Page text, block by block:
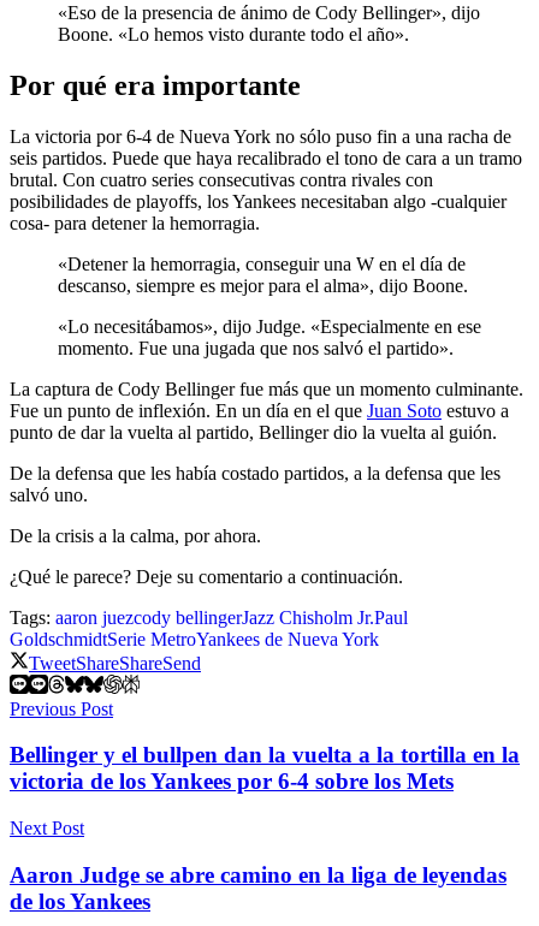
«Eso de la presencia de ánimo de Cody Bellinger», dijo
Boone. «Lo hemos visto durante todo el año».
Por qué era importante
La victoria por 6-4 de Nueva York no sólo puso fin a una racha de
seis partidos. Puede que haya recalibrado el tono de cara a un tramo
brutal. Con cuatro series consecutivas contra rivales con
posibilidades de playoffs, los Yankees necesitaban algo -cualquier
cosa- para detener la hemorragia.
«Detener la hemorragia, conseguir una W en el día de
descanso, siempre es mejor para el alma», dijo Boone.
«Lo necesitábamos», dijo Judge. «Especialmente en ese
momento. Fue una jugada que nos salvó el partido».
La captura de Cody Bellinger fue más que un momento culminante.
Fue un punto de inflexión. En un día en el que Juan Soto estuvo a
punto de dar la vuelta al partido, Bellinger dio la vuelta al guión.
De la defensa que les había costado partidos, a la defensa que les
salvó uno.
De la crisis a la calma, por ahora.
¿Qué le parece? Deje su comentario a continuación.
Tags: aaron juezcody bellingerJazz Chisholm Jr.Paul
GoldschmidtSerie MetroYankees de Nueva York
TweetShareShareSend
Previous Post
Bellinger y el bullpen dan la vuelta a la tortilla en la
victoria de los Yankees por 6-4 sobre los Mets
Next Post
Aaron Judge se abre camino en la liga de leyendas
de los Yankees